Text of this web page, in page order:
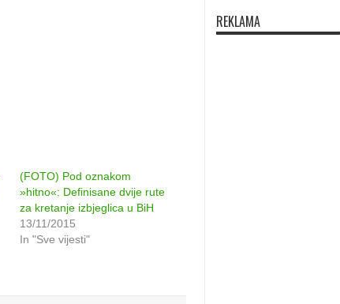
(FOTO) Pod oznakom
»hitno«: Definisane dvije rute
za kretanje izbjeglica u BiH
13/11/2015
In "Sve vijesti"
REKLAMA